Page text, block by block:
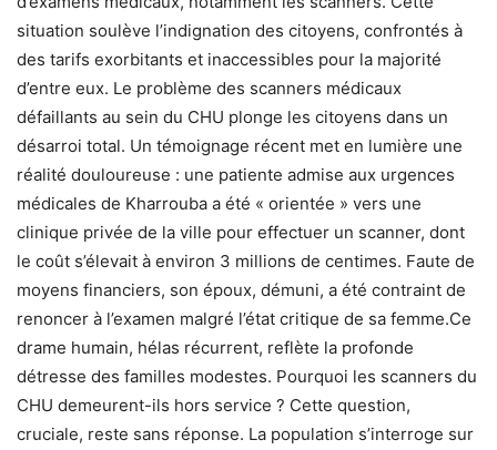
situation soulève l’indignation des citoyens, confrontés à
des tarifs exorbitants et inaccessibles pour la majorité
d’entre eux. Le problème des scanners médicaux
défaillants au sein du CHU plonge les citoyens dans un
désarroi total. Un témoignage récent met en lumière une
réalité douloureuse : une patiente admise aux urgences
médicales de Kharrouba a été « orientée » vers une
clinique privée de la ville pour effectuer un scanner, dont
le coût s’élevait à environ 3 millions de centimes. Faute de
moyens financiers, son époux, démuni, a été contraint de
renoncer à l’examen malgré l’état critique de sa femme.Ce
drame humain, hélas récurrent, reflète la profonde
détresse des familles modestes. Pourquoi les scanners du
CHU demeurent-ils hors service ? Cette question,
cruciale, reste sans réponse. La population s’interroge sur